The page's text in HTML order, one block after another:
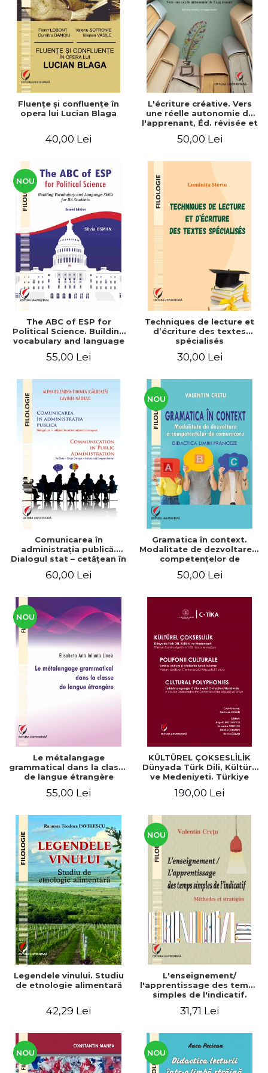
ADMINISTRATIVE
ȘTIINȚE ECONOMICE
ȘTIINȚE EXACTE
EDUCAȚIE FIZICĂ ȘI SPORT
PREUNIVERSITARIA
TIMP LIBER
ÎN CURS DE APARIȚIE
NOUTĂȚI
PACHETE DE STUDIU
ULTIMELE EXEMPLARE
Cum Cumpăr
Livrare
Politica de Retur
Formular de Retur
Distribuitori
Fluenţe şi confluenţe în
opera lui Lucian Blaga
40,00 Lei
L'écriture créative. Vers
une réelle autonomie de
l'apprenant, Éd. révisée et
50,00 Lei
NOU
The ABC of ESP for
Political Science. Building
vocabulary and language
55,00 Lei
Techniques de lecture et
d’écriture des textes
spécialisés
30,00 Lei
Comunicarea în
administraţia publică.
Dialogul stat – cetăţean în
european / Communication
The state-citizen dialogue
in national and European
context
60,00 Lei
NOU
Gramatica în context.
Modalitate de dezvoltare a
competenţelor de
limbii franceze
50,00 Lei
NOU
Le métalangage
grammatical dans la classe
de langue étrangère
55,00 Lei
KÜLTÜREL ÇOKSESLİLİK
Dünyada Türk Dili, Kültürü
ve Medeniyeti. Türkiye
Armağan/ POLIFONII
și civilizația turcă în lume.
Centenarului
190,00 Lei
Legendele vinului. Studiu
de etnologie alimentară
42,29 Lei
NOU
L'enseignement/
l'apprentissage des temps
simples de l'indicatif.
31,71 Lei
NOU NOU